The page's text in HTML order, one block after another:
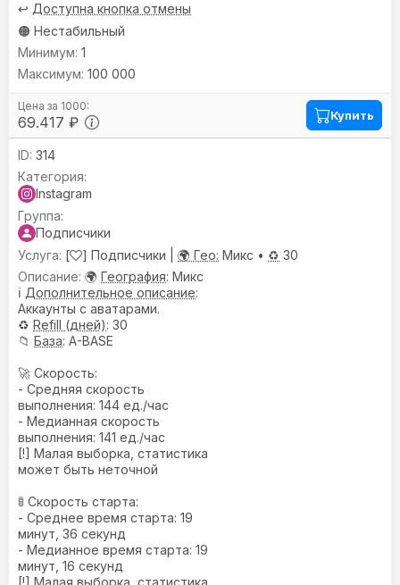
↩️ Доступна кнопка отмены
🟠 Нестабильный
69.417 ₽
1
100 000
Купить
314
Instagram
Подписчики
[
] Подписчики | 🌍 Гео: Микс • ♻️ 30
🌍 География: Микс
ℹ️ Дополнительное описание:
Аккаунты с аватарами.
♻️ Refill (дней): 30
📁 База: A-BASE
🚀 Скорость:
- Средняя скорость
выполнения: 144 ед./час
- Медианная скорость
выполнения: 141 ед./час
[!] Малая выборка, статистика
может быть неточной
🚦 Скорость старта:
- Среднее время старта: 19
минут, 36 секунд
- Медианное время старта: 19
минут, 16 секунд